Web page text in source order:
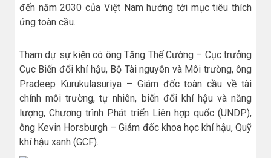
đến năm 2030 của Việt Nam hướng tới mục tiêu thích
ứng toàn cầu.
Tham dự sự kiện có ông Tăng Thế Cường – Cục trưởng
Cục Biến đổi khí hậu, Bộ Tài nguyên và Môi trường, ông
Pradeep Kurukulasuriya – Giám đốc toàn cầu về tài
chính môi trường, tự nhiên, biến đổi khí hậu và năng
lượng, Chương trình Phát triển Liên hợp quốc (UNDP),
ông Kevin Horsburgh – Giám đốc khoa học khí hậu, Quỹ
khí hậu xanh (GCF).